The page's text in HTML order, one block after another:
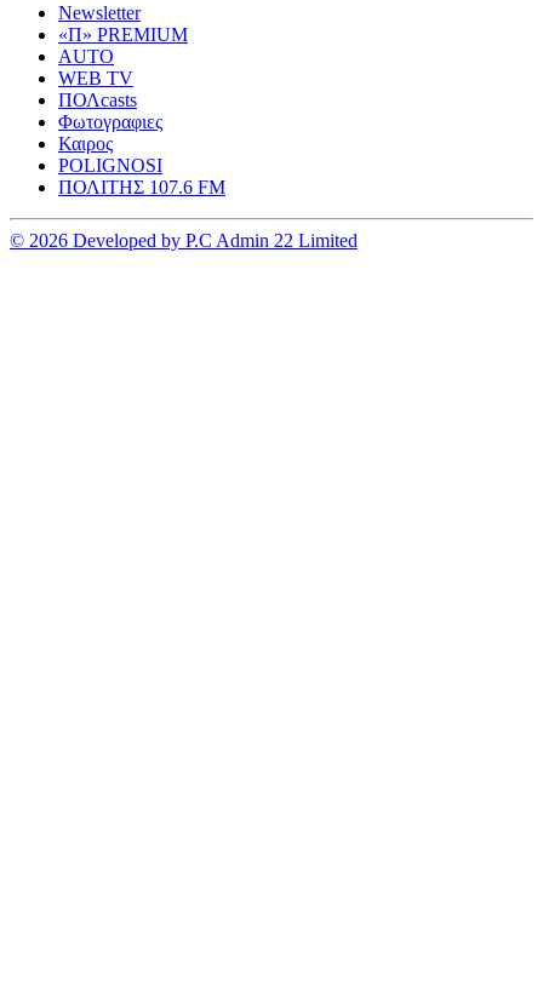
Newsletter
«Π» PREMIUM
AUTO
WEB TV
ΠΟΛcasts
Φωτογραφιες
Καιρος
POLIGNOSI
ΠΟΛΙΤΗΣ 107.6 FM
© 2026 Developed by P.C Admin 22 Limited